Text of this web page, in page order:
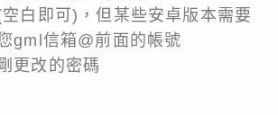
白即可)，但某些安卓版本需要
gml信箱@前面的帳號
更改的密碼